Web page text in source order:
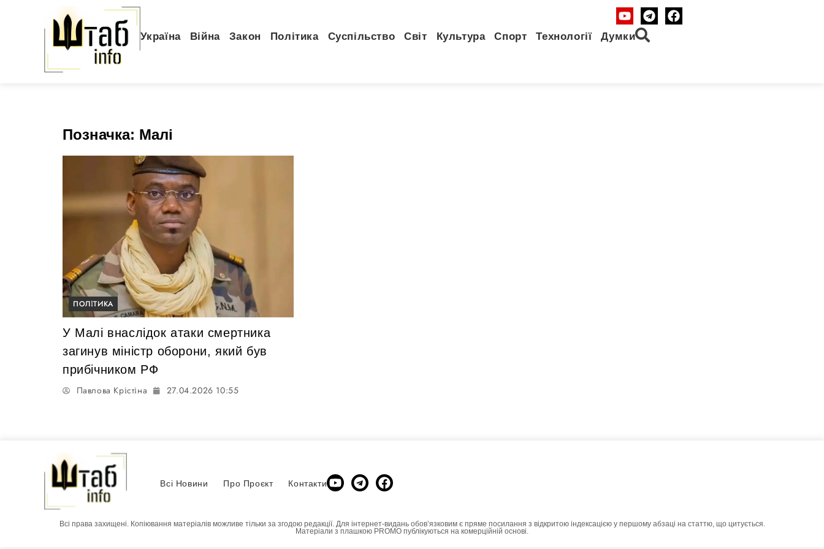
Україна Війна Закон Політика Суспільство Світ Культура Спорт Технології Думки
Позначка: Малі
ПОЛІТИКА
У Малі внаслідок атаки смертника
загинув міністр оборони, який був
прибічником РФ
Павлова Крістіна 27.04.2026 10:55
Всі Новини Про Проєкт Контакти
Всі права захищені. Копіювання матеріалів можливе тільки за згодою редакції. Для інтернет-видань обовʼязковим є пряме посилання з відкритою індексацією у першому абзаці на статтю, що цитується.
Матеріали з плашкою PROMO публікуються на комерційній основі.